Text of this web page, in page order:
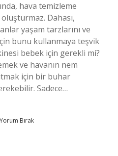
hava temizleme
Dahası,
yaşam tarzlarını ve
bunu kullanmaya teşvik
bebek için gerekli mi?
ve havanın nem
için bir buhar
Sadece…
Yorum Bırak